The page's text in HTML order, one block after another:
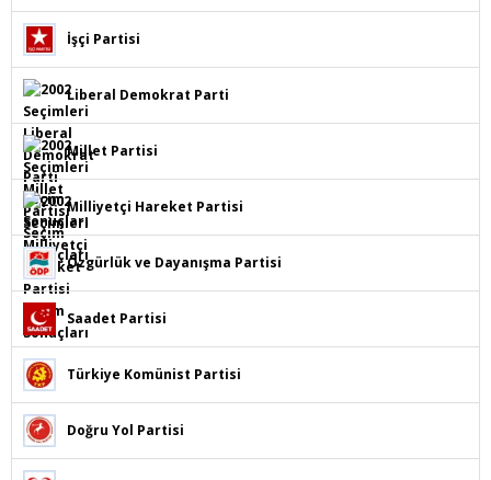
İşçi Partisi
Liberal Demokrat Parti
Millet Partisi
Milliyetçi Hareket Partisi
Özgürlük ve Dayanışma Partisi
Saadet Partisi
Türkiye Komünist Partisi
Doğru Yol Partisi